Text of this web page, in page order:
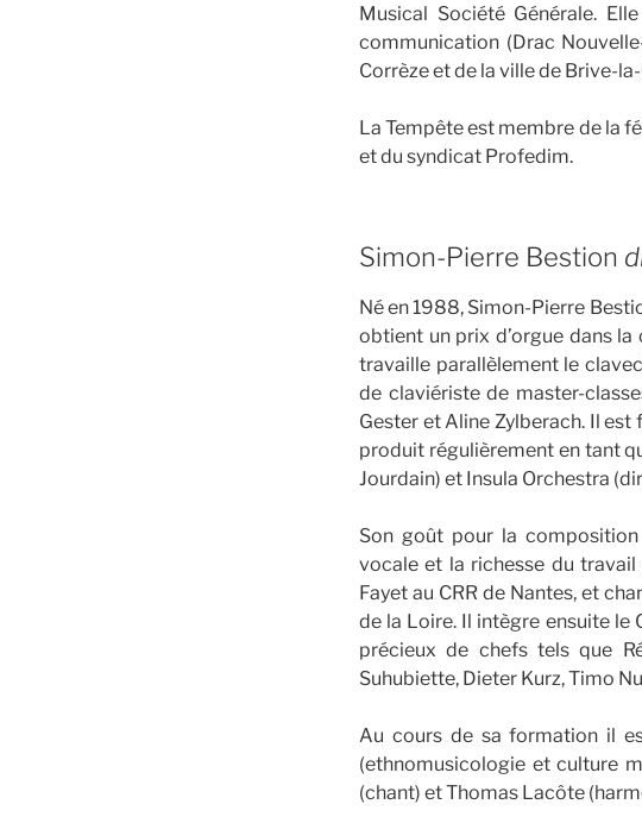
Musical Société Générale.
communication (Drac
Corrèze et de la ville de Brive-
La Tempête est membre de la
et du syndicat Profedim.
Simon-Pierre Bestion
Né en 1988, Simon-Pierre
obtient un prix d’orgue dans
travaille parallèlement le
de claviériste de master-
Gester et Aline Zylberach. Il
produit régulièrement en tant
Jourdain) et Insula Orchestra
Son goût pour la
vocale et la richesse du
Fayet au CRR de Nantes, et
de la Loire. Il intègre ensuite le
précieux de chefs tels que
Suhubiette, Dieter Kurz, Timo
Au cours de sa formation il
(ethnomusicologie et culture
(chant) et Thomas Lacôte